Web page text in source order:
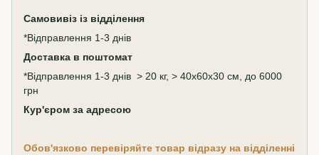
Самовивіз із відділення
*Відправлення 1-3 днів
Доставка в поштомат
*Відправлення 1-3 днів > 20 кг, > 40х60х30 см, до 6000
грн
Кур'єром за адресою
Обов'язково перевіряйте товар відразу на відділенні